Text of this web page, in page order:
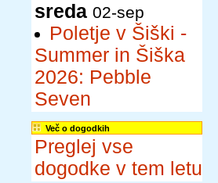
sreda 02-sep
Poletje v Šiški -
Summer in Šiška
2026: Pebble
Seven
Več o dogodkih
Preglej vse
dogodke v tem letu